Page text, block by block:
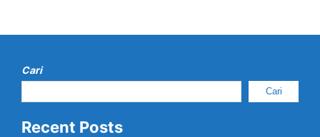
Cari
Cari
Recent Posts